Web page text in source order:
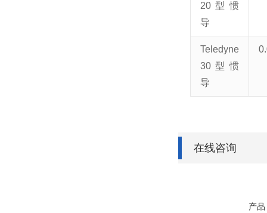
20型惯
导
Teledyne
30型惯
导
在线咨询
产品